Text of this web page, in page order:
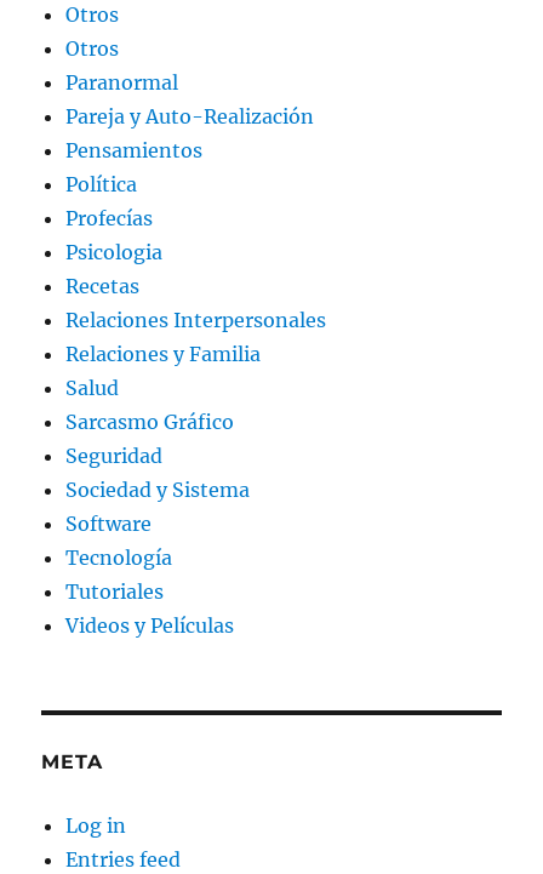
Otros
Otros
Paranormal
Pareja y Auto-Realización
Pensamientos
Política
Profecías
Psicologia
Recetas
Relaciones Interpersonales
Relaciones y Familia
Salud
Sarcasmo Gráfico
Seguridad
Sociedad y Sistema
Software
Tecnología
Tutoriales
Videos y Películas
META
Log in
Entries feed